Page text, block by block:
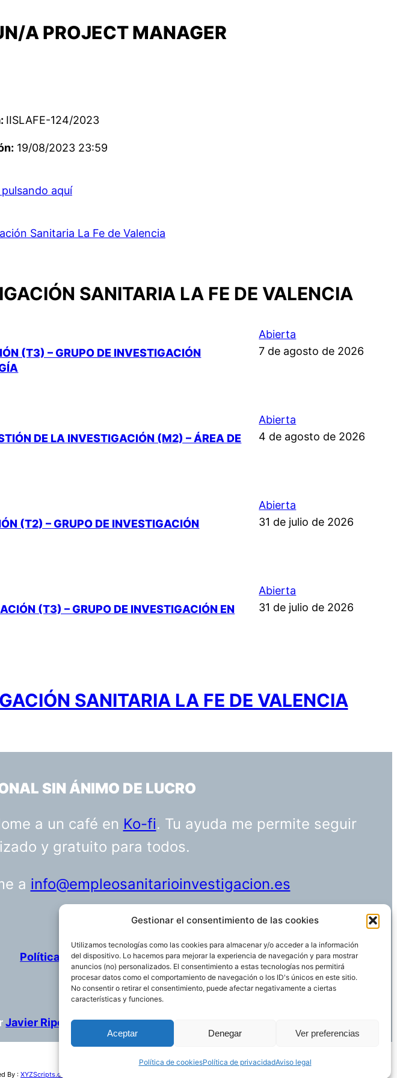
Gestionar el consentimiento de las cookies
Utilizamos tecnologías como las cookies para almacenar y/o acceder a la información
del dispositivo. Lo hacemos para mejorar la experiencia de navegación y para mostrar
anuncios (no) personalizados. El consentimiento a estas tecnologías nos permitirá
procesar datos como el comportamiento de navegación o los ID's únicos en este sitio.
No consentir o retirar el consentimiento, puede afectar negativamente a ciertas
características y funciones.
Aceptar Denegar Ver preferencias
Política de cookiesPolítica de privacidadAviso legal
A PROJECT MANAGER
IISLAFE-124/2023
19/08/2023 23:59
aquí
Sanitaria La Fe de Valencia
SANITARIA LA FE DE VALENCIA
(T3) – GRUPO DE INVESTIGACIÓN
Abierta
7 de agosto de 2026
DE LA INVESTIGACIÓN (M2) – ÁREA DE
Abierta
4 de agosto de 2026
(T2) – GRUPO DE INVESTIGACIÓN
Abierta
31 de julio de 2026
(T3) – GRUPO DE INVESTIGACIÓN EN
Abierta
31 de julio de 2026
SANITARIA LA FE DE VALENCIA
SIN ÁNIMO DE LUCRO
a un café en Ko-fi. Tu ayuda me permite seguir
y gratuito para todos.
a info@empleosanitarioinvestigacion.es
Política de cookies Funciona gracias aWordPress
Javier Ripoll
By : XYZScripts.com